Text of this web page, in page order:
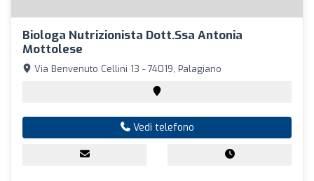
Biologa Nutrizionista Dott.ssa Antonia
Mottolese
Via Benvenuto Cellini 13 - 74019, Palagiano
Vedi telefono